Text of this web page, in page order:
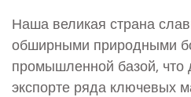
Наша великая страна
обширными природными
промышленной базой, что
экспорте ряда ключевых